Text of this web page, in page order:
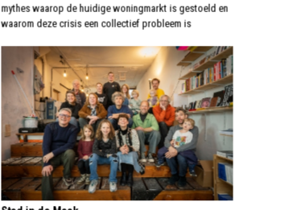
mythes waarop de huidige woningmarkt is gestoeld en
waarom deze crisis een collectief probleem is